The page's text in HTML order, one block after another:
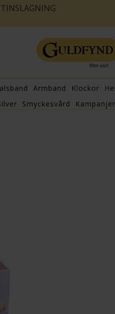
Armband Klockor
Smyckesvård Kampanjer